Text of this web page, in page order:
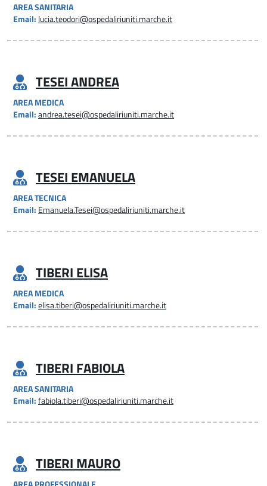
AREA SANITARIA
Email: lucia.teodori@ospedaliriuniti.marche.it
TESEI ANDREA
AREA MEDICA
Email: andrea.tesei@ospedaliriuniti.marche.it
TESEI EMANUELA
AREA TECNICA
Email: Emanuela.Tesei@ospedaliriuniti.marche.it
TIBERI ELISA
AREA MEDICA
Email: elisa.tiberi@ospedaliriuniti.marche.it
TIBERI FABIOLA
AREA SANITARIA
Email: fabiola.tiberi@ospedaliriuniti.marche.it
TIBERI MAURO